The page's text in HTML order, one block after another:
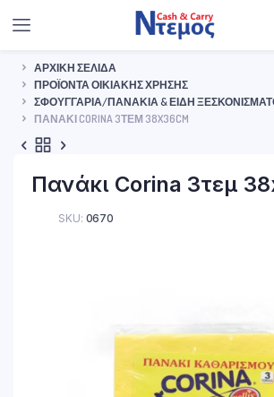
ΑΡΧΙΚΉ ΣΕΛΊΔΑ
ΠΡΟΪΌΝΤΑ ΟΙΚΙΑΚΉΣ ΧΡΉΣΗΣ
ΣΦΟΥΓΓΆΡΙΑ/ΠΑΝΆΚΙΑ & ΕΊΔΗ
ΠΑΝΆΚΙ CORINA 3ΤΕΜ 38X36CM
Πανάκι Corina 3τεμ
SKU: 0670